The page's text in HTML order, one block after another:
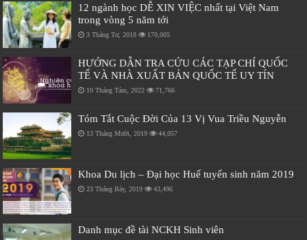
12 ngành học DỄ XIN VIỆC nhất tại Việt Nam
trong vòng 5 năm tới
3 Tháng Tư, 2018 170,005
HƯỚNG DẪN TRA CỨU CÁC TẠP CHÍ QUỐC
TẾ VÀ NHÀ XUẤT BẢN QUỐC TẾ UY TÍN
10 Tháng Tám, 2022 71,766
Tóm Tắt Cuộc Đời Của 13 Vị Vua Triều Nguyễn
13 Tháng Mười, 2019 44,057
Khoa Du lịch – Đại học Huế tuyển sinh năm 2019
23 Tháng Bảy, 2019 43,496
Danh mục đề tài NCKH Sinh viên